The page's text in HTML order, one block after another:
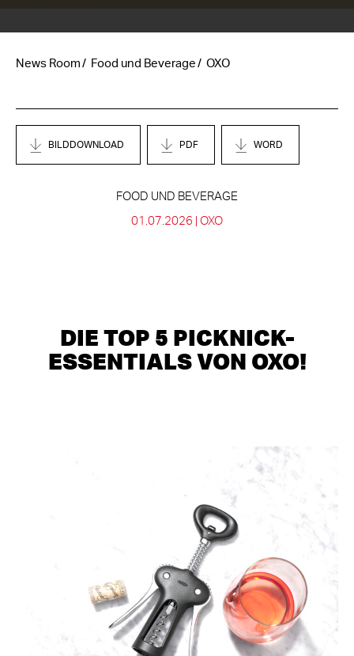
News Room Food und Beverage OXO
BILDDOWNLOAD PDF WORD
FOOD UND BEVERAGE
01.07.2026 | OXO
DIE TOP 5 PICKNICK-
ESSENTIALS VON OXO!